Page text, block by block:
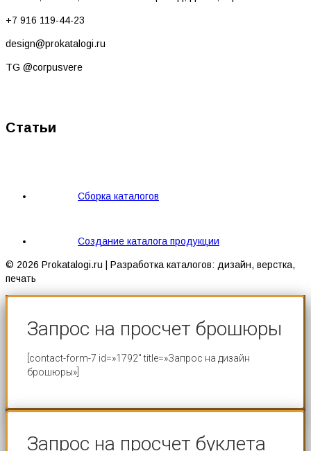
+7 916 119-44-23
design@prokatalogi.ru
TG @corpusvere
Статьи
Сборка каталогов
Создание каталога продукции
© 2026 Prokatalogi.ru | Разработка каталогов: дизайн, верстка,
печать
Запрос на просчет брошюры
[contact-form-7 id=»1792″ title=»Запрос на дизайн
брошюры»]
Запрос на просчет буклета